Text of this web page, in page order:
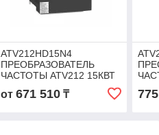
ATV212HD15N4
ПРЕОБРАЗОВАТЕЛЬ
ЧАСТОТЫ ATV212 15КВТ
от 671 510₸